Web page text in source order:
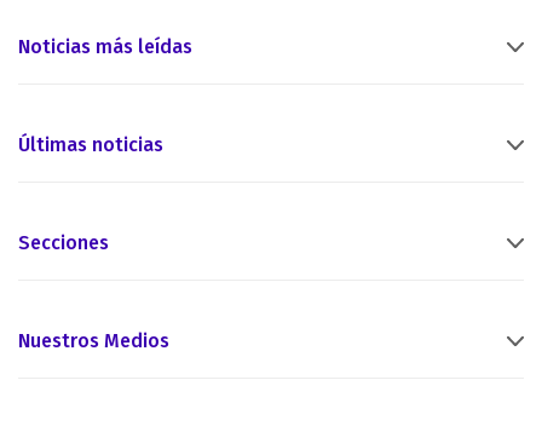
Noticias más leídas
Últimas noticias
Secciones
Nuestros Medios